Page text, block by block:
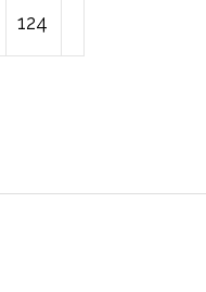
124